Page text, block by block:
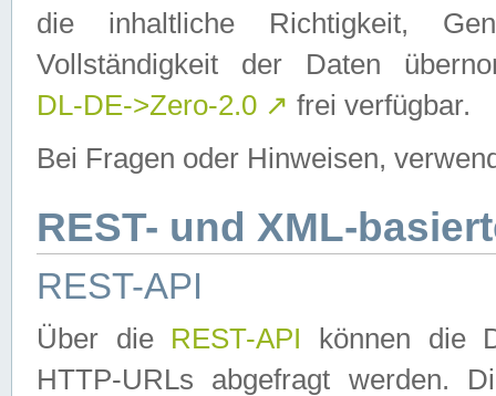
die inhaltliche Richtigkeit,
Vollständigkeit der Daten
DL-DE->Zero-2.0 ↗ frei verfügbar.
Bei Fragen oder Hinweisen,
REST- und XML-
REST-API
Über die REST-API können die
HTTP-URLs abgefragt werden.